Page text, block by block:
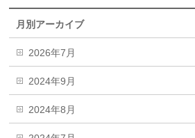
月別アーカイブ
2026年7月
2024年9月
2024年8月